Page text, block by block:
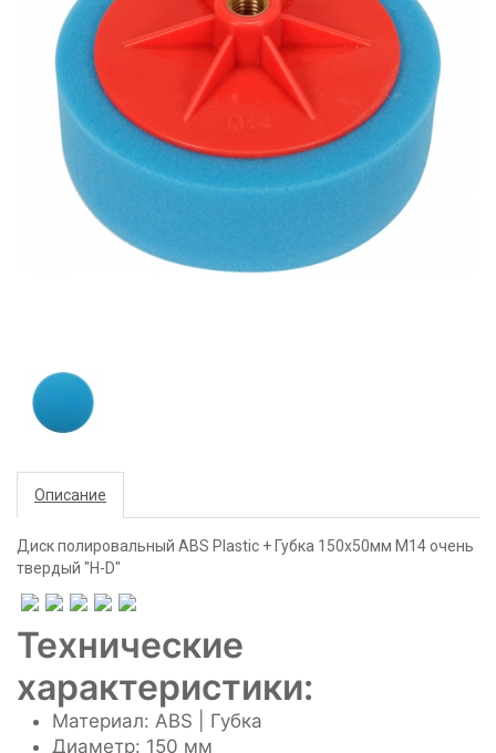
Описание
Диск полировальный ABS Plastic + Губка 150x50мм М14 очень
твердый "H-D"
Технические
характеристики:
Материал: ABS | Губка
Диаметр: 150 мм